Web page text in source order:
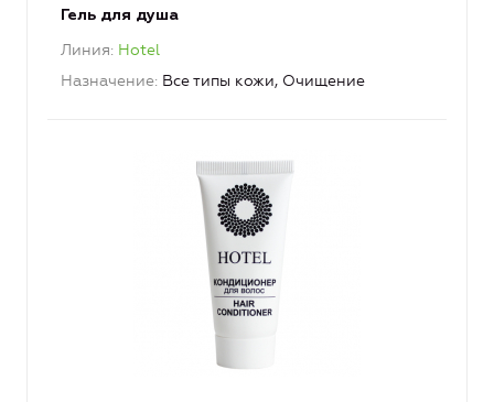
Гель для душа
Линия Hotel
Назначение Все типы кожи, Очищение